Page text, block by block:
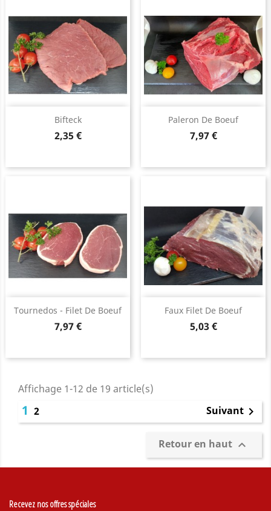
Bifteck
Prix
2,35 €
Paleron De Boeuf
Prix
7,97 €
Tournedos - Filet De Boeuf
Prix
7,97 €
Faux Filet De Boeuf
Prix
5,03 €
Affichage 1-12 de 19 article(s)
1 2 Suivant 
Retour en haut 
Recevez nos offres spéciales